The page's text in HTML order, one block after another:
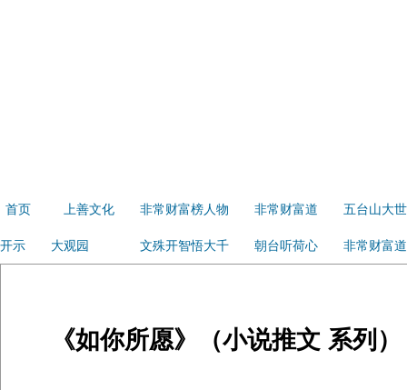
首页 上善文化 非常财富榜人物 非常财富道 五台山大
开示 大观园 文殊开智悟大千 朝台听荷心 非常财富
《如你所愿》（小说推文 系列）